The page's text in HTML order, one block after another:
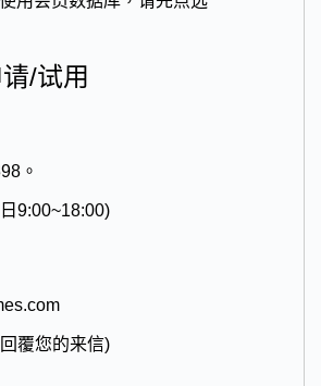
/试用
。
9:00~18:00)
覆您的来信)